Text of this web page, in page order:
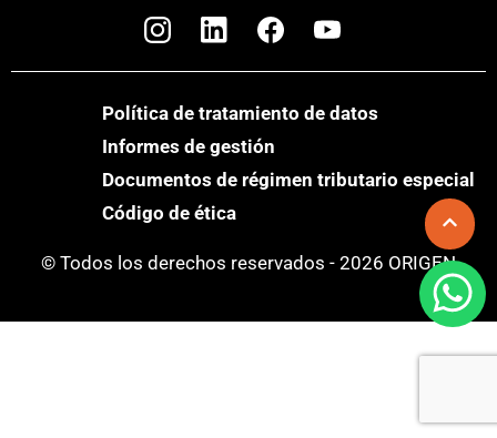
Política de tratamiento de datos
Informes de gestión
Documentos de régimen tributario especial
Código de ética
© Todos los derechos reservados - 2026 ORIGEN